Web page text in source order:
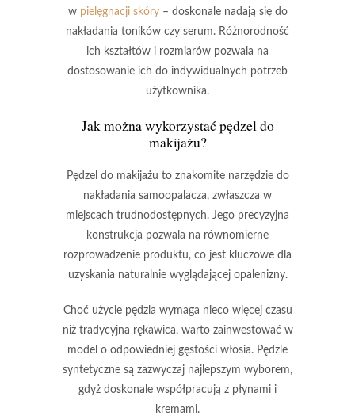
w pielęgnacji skóry– doskonale nadają się do
nakładania toników czy serum. Różnorodność
ich kształtów i rozmiarów pozwala na
dostosowanie ich do indywidualnych potrzeb
użytkownika.
Jak można wykorzystać pędzel do
makijażu?
Pędzel do makijażu to znakomite narzędzie do
nakładania samoopalacza, zwłaszcza w
miejscach trudnodostępnych. Jego precyzyjna
konstrukcja pozwala na równomierne
rozprowadzenie produktu, co jest kluczowe dla
uzyskania naturalnie wyglądającej opalenizny.
Choć użycie pędzla wymaga nieco więcej czasu
niż tradycyjna rękawica, warto zainwestować w
model o odpowiedniej gęstości włosia. Pędzle
syntetyczne są zazwyczaj najlepszym wyborem,
gdyż doskonale współpracują z płynami i
kremami.